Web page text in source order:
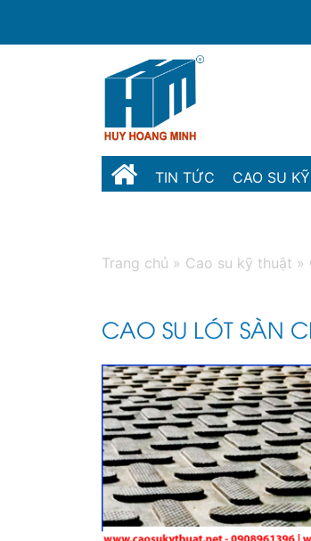
TIN TỨC CAO SU
Trang chủ » Cao su kỹ thuật »
CAO SU LÓT SÀN